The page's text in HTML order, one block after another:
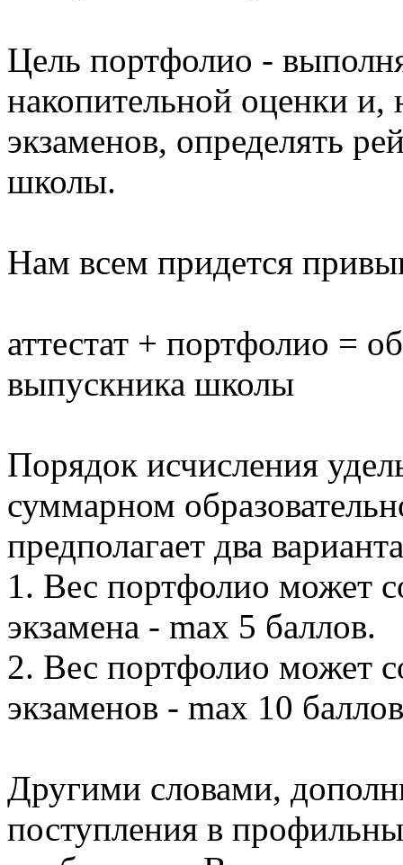
Цель портфолио -
накопительной оценки и,
экзаменов, определять
школы.
Нам всем придется
аттестат + портфолио =
выпускника школы
Порядок исчисления
суммарном
предполагает два
1. Вес портфолио может
экзамена - max 5 баллов.
2. Вес портфолио может
экзаменов - max 10
Другими словами,
поступления в